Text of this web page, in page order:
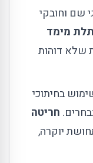
שם וחובקי
מימד
שלא דוהות
בחיתוכי
חריטה
יוקרה,